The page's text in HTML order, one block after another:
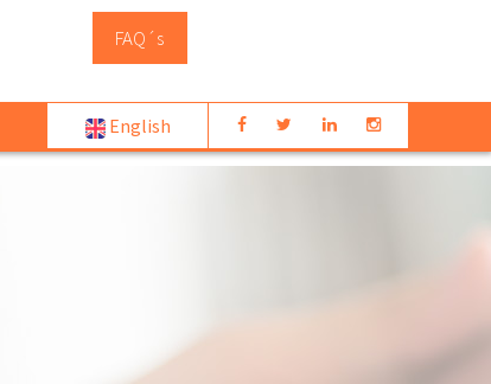
FAQ´s
English